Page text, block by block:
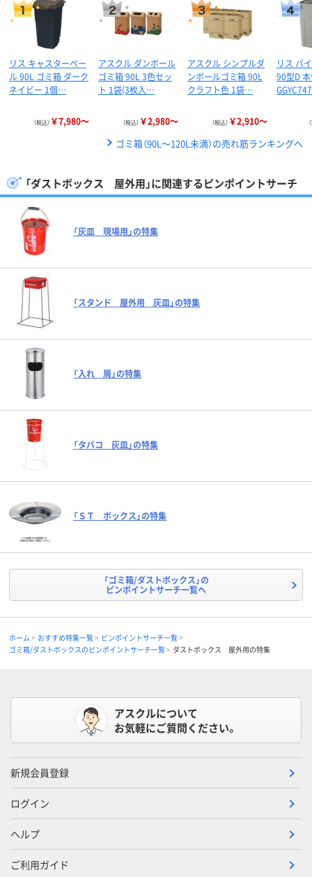
リス キャスターペー
ル 90L ゴミ箱 ダーク
ネイビー 1個…
（税込） ￥7,980～
アスクル ダンボール
ゴミ箱 90L 3色セッ
ト 1袋(3枚入…
（税込） ￥2,980～
アスクル シンプルダ
ンボールゴミ箱 90L
クラフト色 1袋…
（税込） ￥2,910～
リス バ
90型D
ゴミ箱（90L～120L未満）の売れ筋ランキングへ
「ダストボックス 屋外用」に関連するピンポイントサーチ
「灰皿 現場用」の特集
「スタンド 屋外用 灰皿」の特集
「入れ 屑」の特集
「タバコ 灰皿」の特集
「ＳＴ ボックス」の特集
「ゴミ箱/ダストボックス」の
ピンポイントサーチ一覧へ
ホーム おすすめ特集一覧
ピンポイントサーチ一覧
ゴミ箱/ダストボックスのピンポイントサーチ一覧
ダストボックス 屋外用の特集
アスクルについて
お気軽にご質問ください。
新規会員登録
ログイン
ヘルプ
ご利用ガイド